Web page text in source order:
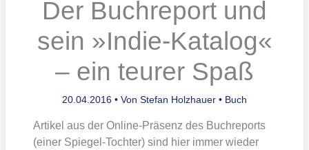
Der Buchreport und
sein »Indie-Katalog«
– ein teurer Spaß
20.04.2016 • Von Stefan Holzhauer • Buch
Arti­kel aus der Online-Prä­senz des Buch­re­ports
(einer Spie­gel-Toch­ter) sind hier immer wie­der